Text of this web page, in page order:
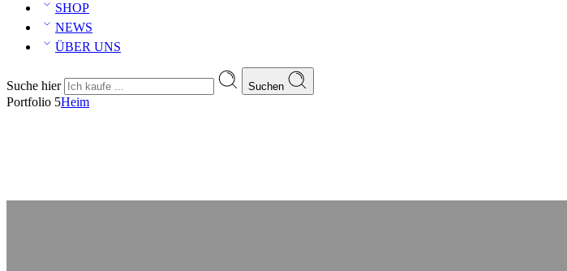
SHOP
NEWS
ÜBER UNS
Suche hier Suchen
Portfolio 5Heim